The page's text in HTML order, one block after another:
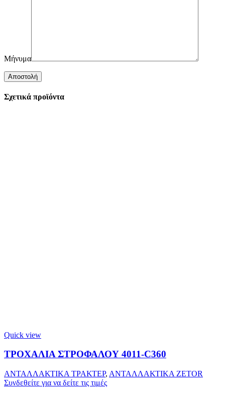
Μήνυμα
Σχετικά προϊόντα
Quick view
ΤΡΟΧΑΛΙΑ ΣΤΡΟΦΑΛΟΥ 4011-C360
ΑΝΤΑΛΛΑΚΤΙΚΑ ΤΡΑΚΤΕΡ, ΑΝΤΑΛΛΑΚΤΙΚΑ ZETOR
Συνδεθείτε για να δείτε τις τιμές